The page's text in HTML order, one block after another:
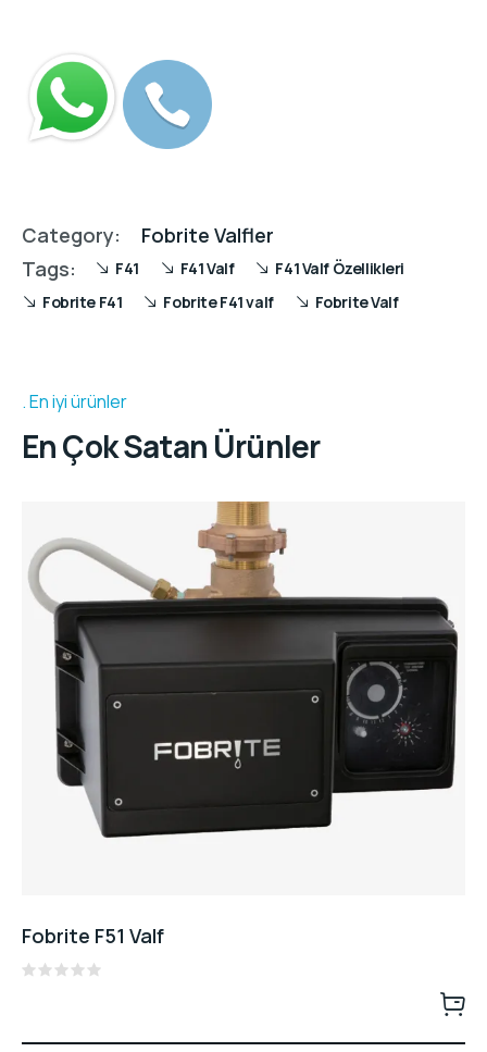
Category:
Fobrite Valfler
Tags:
F41 F41 Valf
F41 Valf Özellikleri
Fobrite F41
Fobrite F41 valf Fobrite Valf
En iyi ürünler
En Çok Satan Ürünler
Fobrite F51 Valf
of